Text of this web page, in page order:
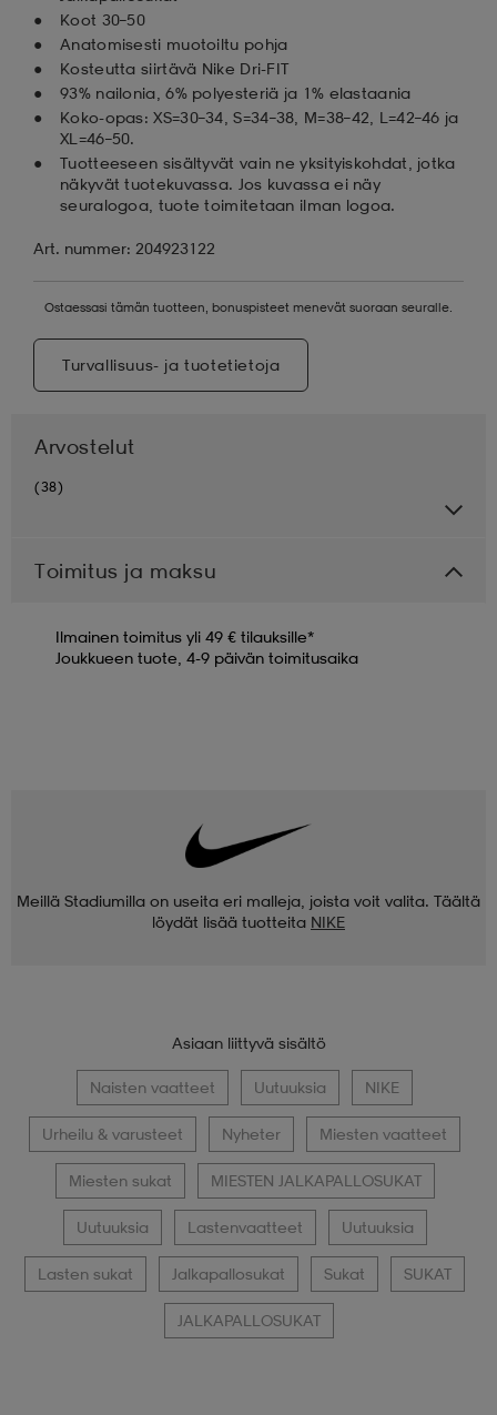
Koot 30–50
Anatomisesti muotoiltu pohja
Kosteutta siirtävä Nike Dri-FIT
93% nailonia, 6% polyesteriä ja 1% elastaania
Koko-opas: XS=30–34, S=34–38, M=38–42, L=42–46 ja
XL=46–50.
Tuotteeseen sisältyvät vain ne yksityiskohdat, jotka
näkyvät tuotekuvassa. Jos kuvassa ei näy
seuralogoa, tuote toimitetaan ilman logoa.
Art. nummer: 204923122
Ostaessasi tämän tuotteen, bonuspisteet menevät suoraan seuralle.
Turvallisuus- ja tuotetietoja
Arvostelut
(38)
Toimitus ja maksu
Ilmainen toimitus yli 49 € tilauksille*
Joukkueen tuote, 4-9 päivän toimitusaika
Meillä Stadiumilla on useita eri malleja, joista voit valita. Täältä
löydät lisää tuotteita NIKE
Asiaan liittyvä sisältö
Naisten vaatteet Uutuuksia NIKE
Urheilu & varusteet Nyheter Miesten vaatteet
Miesten sukat MIESTEN JALKAPALLOSUKAT
Uutuuksia Lastenvaatteet Uutuuksia
Lasten sukat Jalkapallosukat Sukat SUKAT
JALKAPALLOSUKAT